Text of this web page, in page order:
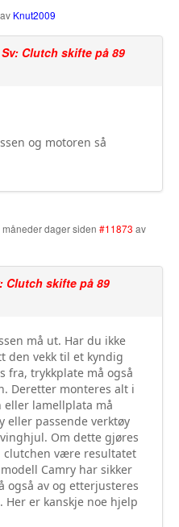
av Knut2009
Sv: Clutch skifte på 89
og motoren så
måneder dager siden #11873 av
Clutch skifte på 89
må ut. Har du ikke
den vekk til et kyndig
fra, trykkplate må også
Deretter monteres alt i
eller lamellplata må
eller passende verktøy
Om dette gjøres
clutchen være resultatet
Camry har sikker
også av og etterjusteres
er kanskje noe hjelp